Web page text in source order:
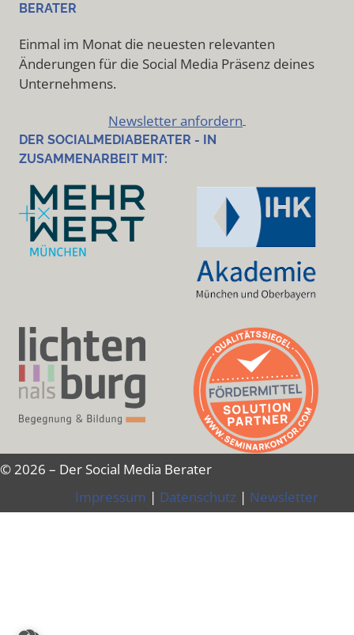
BERATER
Einmal im Monat die neuesten relevanten
Änderungen für die Social Media Präsenz deines
Unternehmens.
Newsletter anfordern
DER SOCIALMEDIABERATER - IN
ZUSAMMENARBEIT MIT:
© 2026 – Der Social Media Berater
Impressum | Datenschutz | Newsletter